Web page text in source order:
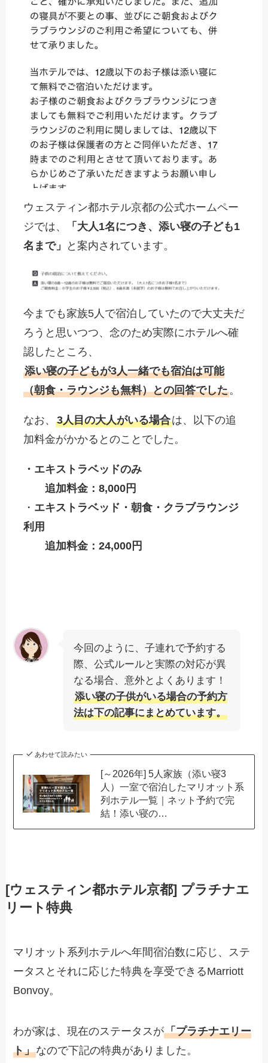
ウェスティン都ホテル京都の公式ホームペー
ジでは、
「大人1名につき、添い寝の子ども1
名まで」
と案内されています。
今までも家族5人で宿泊していたので大丈夫だ
ろうと思いつつ、念のため実際にホテルへ確
認したところ、
添い寝の子どもが3人一緒でも宿泊は可能
（朝食・ラウンジも無料）との回答でした。
なお、 3人目の大人がいる場合は、以下の追
加料金がかかるとのことでした。
・エキストラベッドのみ
追加料金：8,000円
・ エキストラベッド・朝食・クラブラウンジ
利用
追加料金：24,000円
今回のように、子連れで予約する
際、公式ルールと実際の対応が異
なる場合、意外とよくあります！
添い寝の子供がいる場合の予約方
法は下の記事にまとめています。
あわせて読みたい
[～2026年] 5人家族（添い寝3
人）一室で宿泊したマリオット系
列ホテル一覧｜ネット予約で完
結！添い寝の…
[ウェスティン都ホテル京都] プラチナエ
リート特典
マリオット系列ホテルへ年間宿泊数に応じ、ステ
ータスとそれに応じた特典を享受できるMarriott
Bonvoy。
わが家は、現在のステータスが「プラチナエリー
ト」なので下記の特典がありました。